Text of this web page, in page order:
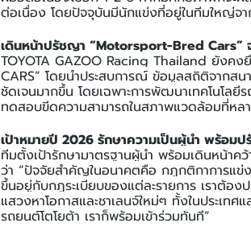
ต่อเนื่อง โดยปัจจุบันมีนักแข่งที่อยู่ในทีมใหญ่จ
เดินหน้าปรัชญา “Motorsport-Bred Cars”
TOYOTA GAZOO Racing Thailand ยังคง
CARS” โดยนำประสบการณ์ ข้อมูลสถิติจาก
ชัดเจนมากขึ้น โดยเฉพาะการพัฒนาเทคโนโลยี
ทดสอบขีดความสามารถในสภาพแวดล้อมที่หล
เป้าหมายปี 2026 รักษาความเป็นผู้นำ พร้อม
ทีมตั้งเป้ารักษามาตรฐานผู้นำ พร้อมเดินหน้าค
ว่า “ปัจจัยสำคัญในอนาคตคือ กฎกติกาการแ
ขึ้นอยู่กับกฎระเบียบของแต่ละรายการ เราต้อง
แสวงหาโอกาสและชาเลนจ์ใหม่ๆ ทั้งในประเ
รถยนต์โตโยต้า เราก็พร้อมเข้าร่วมทันที”